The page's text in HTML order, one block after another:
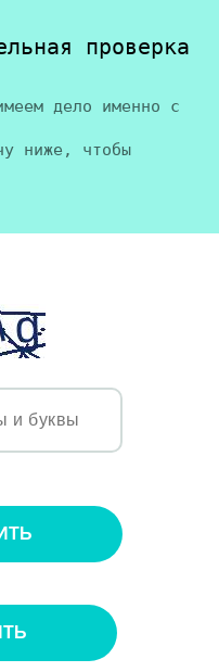
проверка
дело именно с
ниже, чтобы